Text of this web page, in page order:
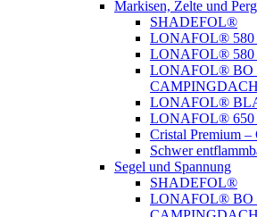
Markisen, Zelte und
SHADEFOL®
LONAFOL® 580
LONAFOL® 580
LONAFOL® BO
CAMPINGDACH
LONAFOL®
LONAFOL® 650
Cristal Premium
Schwer
Segel und Spannung
SHADEFOL®
LONAFOL® BO